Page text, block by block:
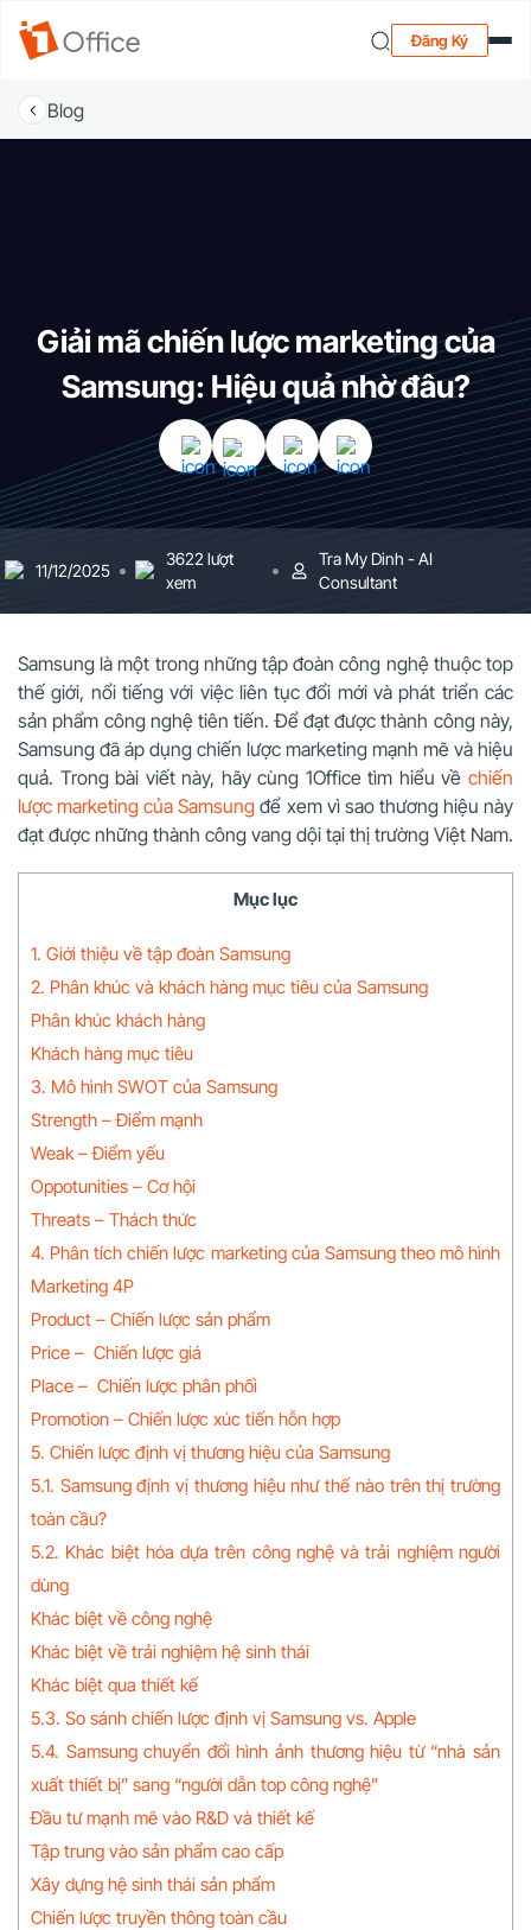
Đăng Ký
Blog
Giải mã chiến lược marketing của
Samsung: Hiệu quả nhờ đâu?
11/12/2025
3622 lượt
xem
Tra My Dinh - AI
Consultant
Samsung là một trong những tập đoàn công nghệ thuộc top
thế giới, nổi tiếng với việc liên tục đổi mới và phát triển các
sản phẩm công nghệ tiên tiến. Để đạt được thành công này,
Samsung đã áp dụng chiến lược marketing mạnh mẽ và hiệu
quả. Trong bài viết này, hãy cùng 1Office tìm hiểu về chiến
lược marketing của Samsung để xem vì sao thương hiệu này
đạt được những thành công vang dội tại thị trường Việt Nam.
Mục lục
1. Giới thiệu về tập đoàn Samsung
2. Phân khúc và khách hàng mục tiêu của Samsung
Phân khúc khách hàng
Khách hàng mục tiêu
3. Mô hình SWOT của Samsung
Strength – Điểm mạnh
Weak – Điểm yếu
Oppotunities – Cơ hội
Threats – Thách thức
4. Phân tích chiến lược marketing của Samsung theo mô hình
Marketing 4P
Product – Chiến lược sản phẩm
Price – Chiến lược giá
Place – Chiến lược phân phối
Promotion – Chiến lược xúc tiến hỗn hợp
5. Chiến lược định vị thương hiệu của Samsung
5.1. Samsung định vị thương hiệu như thế nào trên thị trường
toàn cầu?
5.2. Khác biệt hóa dựa trên công nghệ và trải nghiệm người
dùng
Khác biệt về công nghệ
Khác biệt về trải nghiệm hệ sinh thái
Khác biệt qua thiết kế
5.3. So sánh chiến lược định vị Samsung vs. Apple
5.4. Samsung chuyển đổi hình ảnh thương hiệu từ “nhà sản
xuất thiết bị” sang “người dẫn top công nghệ”
Đầu tư mạnh mẽ vào R&D và thiết kế
Tập trung vào sản phẩm cao cấp
Xây dựng hệ sinh thái sản phẩm
Chiến lược truyền thông toàn cầu